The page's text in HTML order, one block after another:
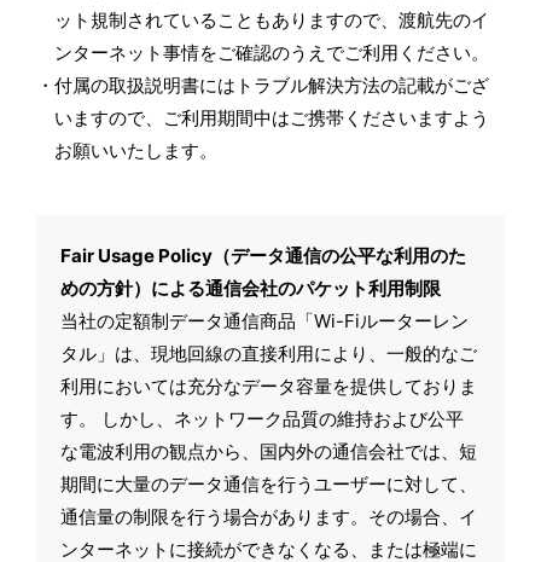
ット規制されていることもありますので、渡航先のイ
ンターネット事情をご確認のうえでご利用ください。
付属の取扱説明書にはトラブル解決方法の記載がござ
いますので、ご利用期間中はご携帯くださいますよう
お願いいたします。
Fair Usage Policy（データ通信の公平な利用のた
めの方針）による通信会社のパケット利用制限
当社の定額制データ通信商品「Wi-Fiルーターレン
タル」は、現地回線の直接利用により、一般的なご
利用においては充分なデータ容量を提供しておりま
す。 しかし、ネットワーク品質の維持および公平
な電波利用の観点から、国内外の通信会社では、短
期間に大量のデータ通信を行うユーザーに対して、
通信量の制限を行う場合があります。その場合、イ
ンターネットに接続ができなくなる、または極端に